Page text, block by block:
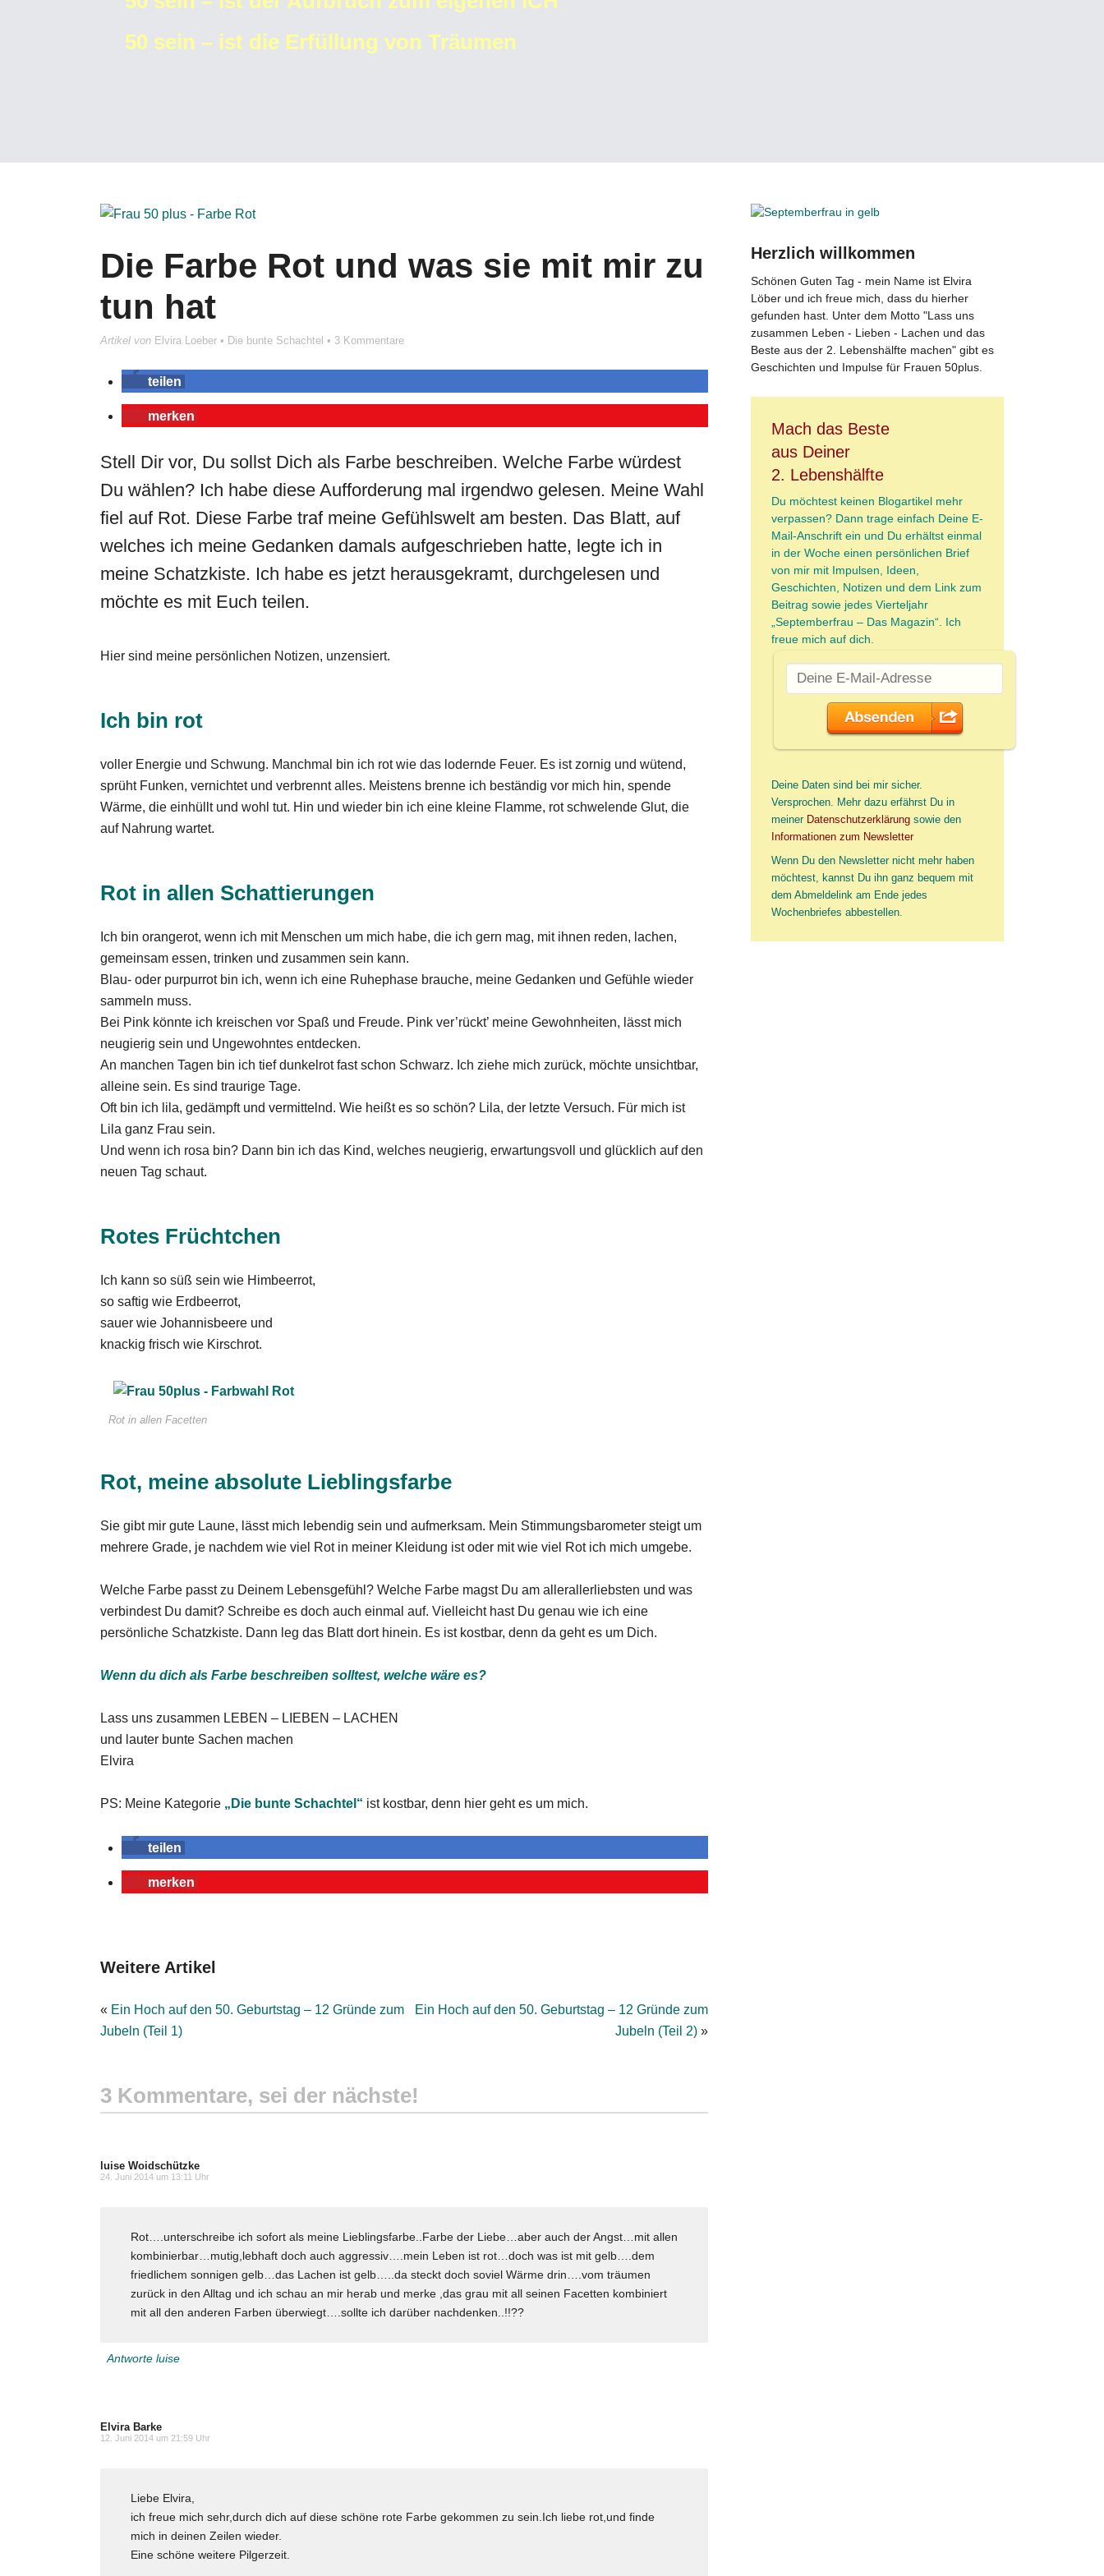
50 sein – ist die Erfüllung von Träumen
Die Farbe Rot und was sie mit mir zu
tun hat
Artikel von Elvira Loeber • Die bunte Schachtel • 3 Kommentare
teilen
merken
Stell Dir vor, Du sollst Dich als Farbe beschreiben. Welche Farbe würdest
Du wählen? Ich habe diese Aufforderung mal irgendwo gelesen. Meine Wahl
fiel auf Rot. Diese Farbe traf meine Gefühlswelt am besten. Das Blatt, auf
welches ich meine Gedanken damals aufgeschrieben hatte, legte ich in
meine Schatzkiste. Ich habe es jetzt herausgekramt, durchgelesen und
möchte es mit Euch teilen.
Hier sind meine persönlichen Notizen, unzensiert.
Ich bin rot
voller Energie und Schwung. Manchmal bin ich rot wie das lodernde Feuer. Es ist zornig und wütend,
sprüht Funken, vernichtet und verbrennt alles. Meistens brenne ich beständig vor mich hin, spende
Wärme, die einhüllt und wohl tut. Hin und wieder bin ich eine kleine Flamme, rot schwelende Glut, die
auf Nahrung wartet.
Rot in allen Schattierungen
Ich bin orangerot, wenn ich mit Menschen um mich habe, die ich gern mag, mit ihnen reden, lachen,
gemeinsam essen, trinken und zusammen sein kann.
Blau- oder purpurrot bin ich, wenn ich eine Ruhephase brauche, meine Gedanken und Gefühle wieder
sammeln muss.
Bei Pink könnte ich kreischen vor Spaß und Freude. Pink ver’rückt’ meine Gewohnheiten, lässt mich
neugierig sein und Ungewohntes entdecken.
An manchen Tagen bin ich tief dunkelrot fast schon Schwarz. Ich ziehe mich zurück, möchte unsichtbar,
alleine sein. Es sind traurige Tage.
Oft bin ich lila, gedämpft und vermittelnd. Wie heißt es so schön? Lila, der letzte Versuch. Für mich ist
Lila ganz Frau sein.
Und wenn ich rosa bin? Dann bin ich das Kind, welches neugierig, erwartungsvoll und glücklich auf den
neuen Tag schaut.
Rotes Früchtchen
Ich kann so süß sein wie Himbeerrot,
so saftig wie Erdbeerrot,
sauer wie Johannisbeere und
knackig frisch wie Kirschrot.
Rot in allen Facetten
Rot, meine absolute Lieblingsfarbe
Sie gibt mir gute Laune, lässt mich lebendig sein und aufmerksam. Mein Stimmungsbarometer steigt um
mehrere Grade, je nachdem wie viel Rot in meiner Kleidung ist oder mit wie viel Rot ich mich umgebe.
Welche Farbe passt zu Deinem Lebensgefühl? Welche Farbe magst Du am allerallerliebsten und was
verbindest Du damit? Schreibe es doch auch einmal auf. Vielleicht hast Du genau wie ich eine
persönliche Schatzkiste. Dann leg das Blatt dort hinein. Es ist kostbar, denn da geht es um Dich.
Wenn du dich als Farbe beschreiben solltest, welche wäre es?
Lass uns zusammen LEBEN – LIEBEN – LACHEN
und lauter bunte Sachen machen
Elvira
PS: Meine Kategorie „Die bunte Schachtel“ ist kostbar, denn hier geht es um mich.
teilen
merken
Weitere Artikel
« Ein Hoch auf den 50. Geburtstag – 12 Gründe zum
Jubeln (Teil 1)
Ein Hoch auf den 50. Geburtstag – 12 Gründe zum
Jubeln (Teil 2) »
3 Kommentare, sei der nächste!
luise Woidschützke
24. Juni 2014 um 13:11 Uhr
Rot….unterschreibe ich sofort als meine Lieblingsfarbe..Farbe der Liebe…aber auch der Angst…mit allen
kombinierbar…mutig,lebhaft doch auch aggressiv….mein Leben ist rot…doch was ist mit gelb….dem
friedlichem sonnigen gelb…das Lachen ist gelb…..da steckt doch soviel Wärme drin….vom träumen
zurück in den Alltag und ich schau an mir herab und merke ,das grau mit all seinen Facetten kombiniert
mit all den anderen Farben überwiegt….sollte ich darüber nachdenken..!!??
Antworte luise
Elvira Barke
12. Juni 2014 um 21:59 Uhr
Liebe Elvira,
ich freue mich sehr,durch dich auf diese schöne rote Farbe gekommen zu sein.Ich liebe rot,und finde
mich in deinen Zeilen wieder.
Eine schöne weitere Pilgerzeit.
Herzlich willkommen
Schönen Guten Tag - mein Name ist Elvira
Löber und ich freue mich, dass du hierher
gefunden hast. Unter dem Motto "Lass uns
zusammen Leben - Lieben - Lachen und das
Beste aus der 2. Lebenshälfte machen" gibt es
Geschichten und Impulse für Frauen 50plus.
Mach das Beste
aus Deiner
2. Lebenshälfte
Du möchtest keinen Blogartikel mehr
verpassen? Dann trage einfach Deine E-
Mail-Anschrift ein und Du erhältst einmal
in der Woche einen persönlichen Brief
von mir mit Impulsen, Ideen,
Geschichten, Notizen und dem Link zum
Beitrag sowie jedes Vierteljahr
„Septemberfrau – Das Magazin“. Ich
freue mich auf dich.
Deine Daten sind bei mir sicher.
Versprochen. Mehr dazu erfährst Du in
meiner Datenschutzerklärung sowie den
Informationen zum Newsletter
Wenn Du den Newsletter nicht mehr haben
möchtest, kannst Du ihn ganz bequem mit
dem Abmeldelink am Ende jedes
Wochenbriefes abbestellen.